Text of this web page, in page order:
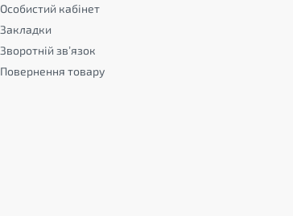
Особистий кабінет
Закладки
Зворотній зв’язок
Повернення товару